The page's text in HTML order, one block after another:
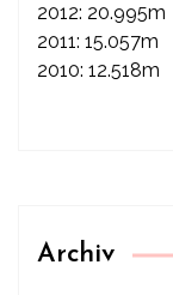
2012: 20.995m
2011: 15.057m
2010: 12.518m
Archiv